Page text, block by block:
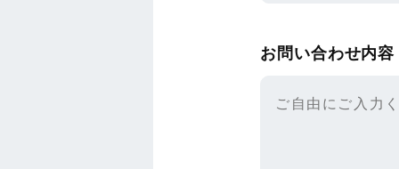
お問い合わせ内容